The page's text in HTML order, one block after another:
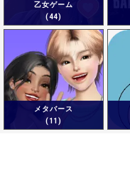
乙女ゲーム
(44)
メタバース
(11)